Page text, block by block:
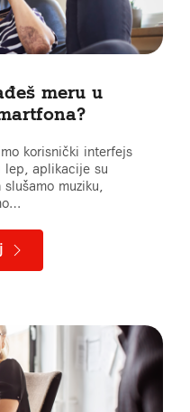
meru u
korisnički interfejs
lep, aplikacije su
muziku,